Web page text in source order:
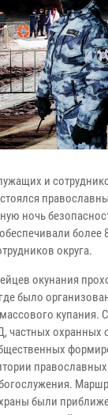
и
ночь
более
округа.
окунания
было
купания.
частных охранных
были